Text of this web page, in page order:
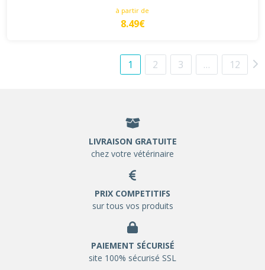
à partir de
8.49€
1 2 3 … 12
LIVRAISON GRATUITE
chez votre vétérinaire
PRIX COMPETITIFS
sur tous vos produits
PAIEMENT SÉCURISÉ
site 100% sécurisé SSL